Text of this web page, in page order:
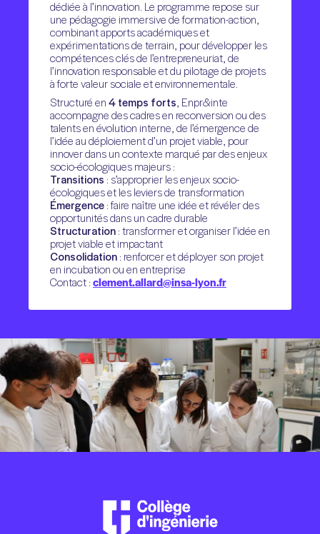
dédiée à l’innovation. Le programme repose sur
une pédagogie immersive de formation-action,
combinant apports académiques et
expérimentations de terrain, pour développer les
compétences clés de l’entrepreneuriat, de
l’innovation responsable et du pilotage de projets
à forte valeur sociale et environnementale.
Structuré en4 temps forts, Enpr&inte
accompagne des cadres en reconversion ou des
talents en évolution interne, de l’émergence de
l’idée au déploiement d’un projet viable, pour
innover dans un contexte marqué par des enjeux
socio-écologiques majeurs :
Transitions : s’approprier les enjeux socio-
écologiques et les leviers de transformation
Émergence: faire naître une idée et révéler des
opportunités dans un cadre durable
Structuration: transformer et organiser l’idée en
projet viable et impactant
Consolidation: renforcer et déployer son projet
en incubation ou en entreprise
Contact :clement.allard@insa-lyon.fr